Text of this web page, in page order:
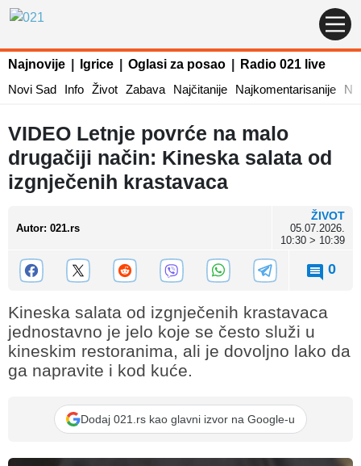
Najnovije Igrice Oglasi za posao
Radio 021 live
Novi Sad
Info Život Zabava Najčitanije Najkomentarisanije
VIDEO Letnje povrće na malo
drugačiji način: Kineska salata od
izgnječenih krastavaca
Autor: 021.rs
ŽIVOT
05.07.2026.
10:30 > 10:39
0
Kineska salata od izgnječenih krastavaca
jednostavno je jelo koje se često služi u
kineskim restoranima, ali je dovoljno lako da
ga napravite i kod kuće.
Dodaj 021.rs kao glavni izvor na Google-u